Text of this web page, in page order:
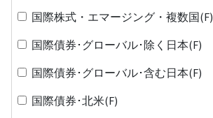
国際株式・エマージング・複数国(F)
国際債券･グローバル･除く日本(F)
国際債券･グローバル･含む日本(F)
国際債券･北米(F)